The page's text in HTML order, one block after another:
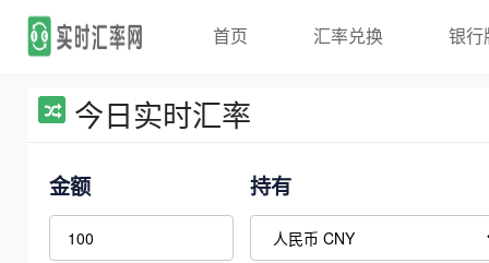
首页 汇率兑换 银行
今日实时汇率
金额 持有